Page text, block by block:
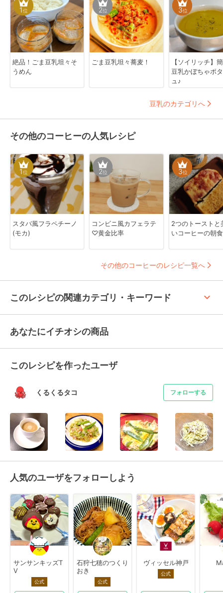
1位
絶品！ごま豆乳坦々そ
うめん
2位
ごま豆乳坦々蕎麦！
3位
【ソイリッチ】
豆乳かぼちゃポ
ュ♪
豆乳のカテゴリへ
その他のコーヒーの人気レシピ
1位
スタバ風フラペチーノ
(モカ)
2位
コンビニ風カフェラテ
♡黄金比率
3位
2つのトーストと
いコーヒーの朝食
その他のコーヒーのレシピ一覧へ
このレシピの関連カテゴリ・キーワード keyboard_arrow_up
あなたにイチオシの商品
このレシピを作ったユーザ
くるくるタコ フォローする
人気のユーザをフォローしよう
サンサンキッズT
V
公式
石狩七穂のつくり
おき
公式
ヴィッセル神戸
公式